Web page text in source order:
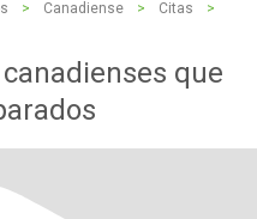
> Canadiense > Citas
>
que